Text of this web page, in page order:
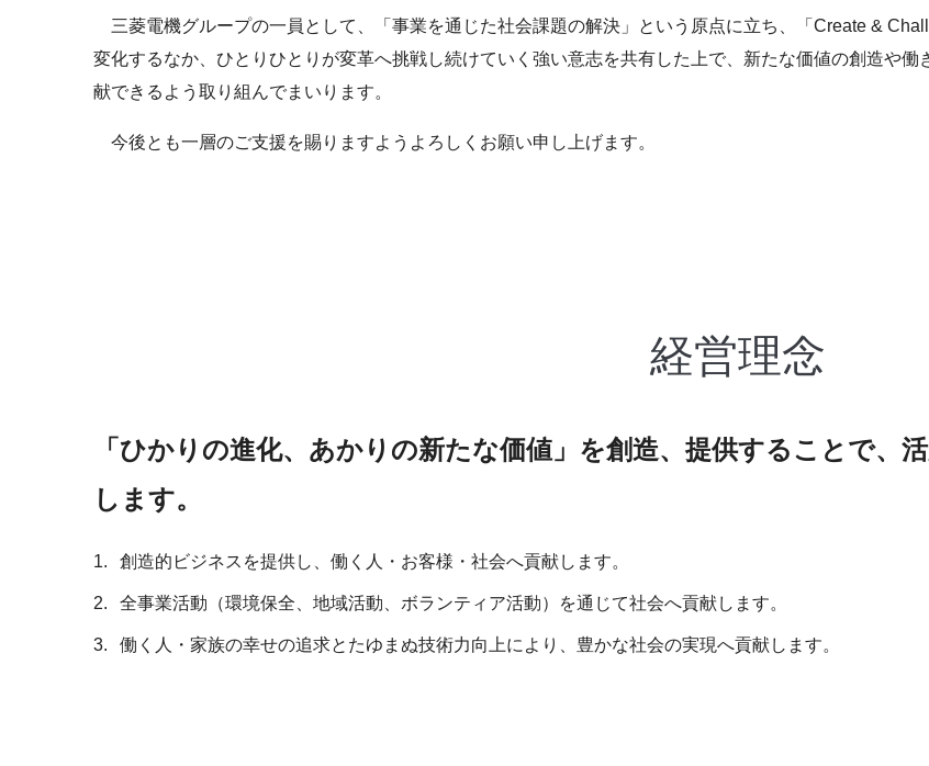
三菱電機グループの一員として、「事業を通じた社会課題の解決」という原点に立ち、「Create &
変化するなか、ひとりひとりが変革へ挑戦し続けていく強い意志を共有した上で、新たな価値の創造や
献できるよう取り組んでまいります。
今後とも一層のご支援を賜りますようよろしくお願い申し上げます。
経営理念
「ひかりの進化、あかりの新たな価値」を創造、提供することで、
します。
創造的ビジネスを提供し、働く人・お客様・社会へ貢献します。
全事業活動（環境保全、地域活動、ボランティア活動）を通じて社会へ貢献します。
働く人・家族の幸せの追求とたゆまぬ技術力向上により、豊かな社会の実現へ貢献します。